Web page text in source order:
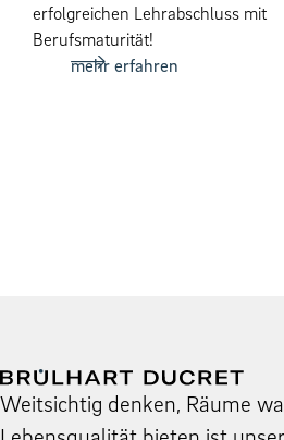
erfolgreichen Lehrabschluss mit
Berufsmaturität!
mehr erfahren
Weit­sichtig denken, Räume